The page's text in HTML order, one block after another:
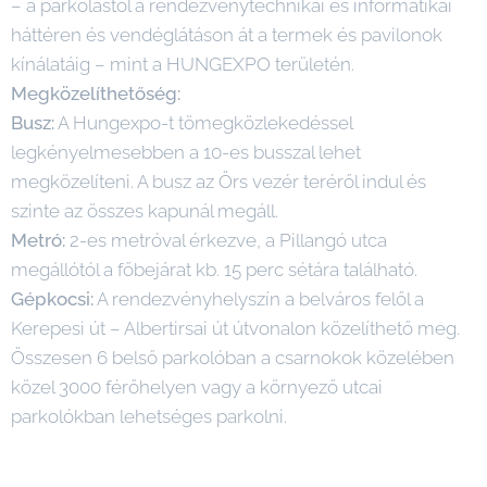
– a parkolástól a rendezvénytechnikai és informatikai
háttéren és vendéglátáson át a termek és pavilonok
kínálatáig – mint a HUNGEXPO területén.
Megközelíthetőség:
Busz: A Hungexpo-t tömegközlekedéssel
legkényelmesebben a 10-es busszal lehet
megközelíteni. A busz az Örs vezér teréről indul és
szinte az összes kapunál megáll.
Metró: 2-es metróval érkezve, a Pillangó utca
megállótól a főbejárat kb. 15 perc sétára található.
Gépkocsi: A rendezvényhelyszín a belváros felől a
Kerepesi út – Albertirsai út útvonalon közelíthető meg.
Összesen 6 belső parkolóban a csarnokok közelében
közel 3000 férőhelyen vagy a környező utcai
parkolókban lehetséges parkolni.